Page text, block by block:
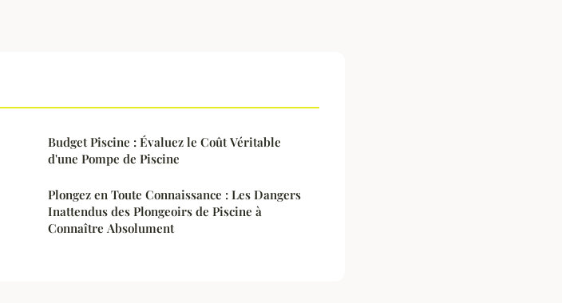
Budget Piscine : Évaluez le Coût Véritable
d'une Pompe de Piscine
Plongez en Toute Connaissance : Les Dangers
Inattendus des Plongeoirs de Piscine à
Connaître Absolument